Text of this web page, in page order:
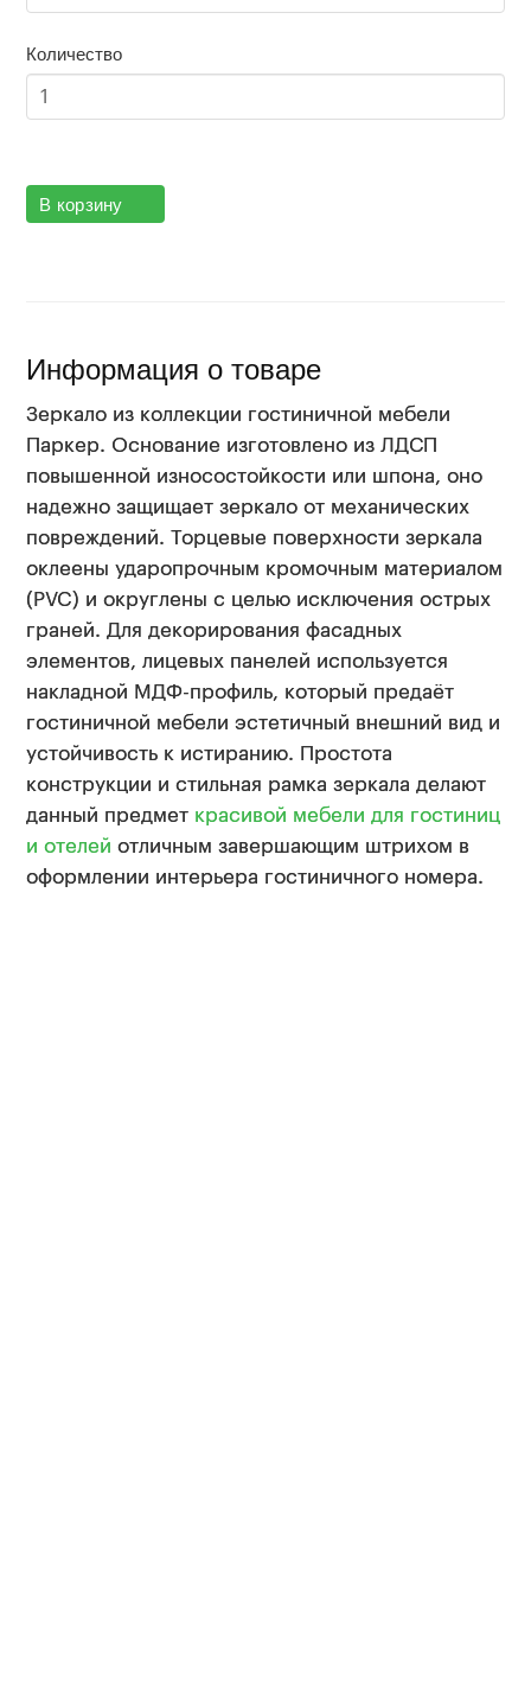
Количество
В корзину
Информация о товаре
Зеркало из коллекции гостиничной мебели
Паркер. Основание изготовлено из ЛДСП
повышенной износостойкости или шпона, оно
надежно защищает зеркало от механических
повреждений. Торцевые поверхности зеркала
оклеены ударопрочным кромочным материалом
(PVC) и округлены с целью исключения острых
граней. Для декорирования фасадных
элементов, лицевых панелей используется
накладной МДФ-профиль, который предаёт
гостиничной мебели эстетичный внешний вид и
устойчивость к истиранию. Простота
конструкции и стильная рамка зеркала делают
данный предмет красивой мебели для гостиниц
и отелей отличным завершающим штрихом в
оформлении интерьера гостиничного номера.